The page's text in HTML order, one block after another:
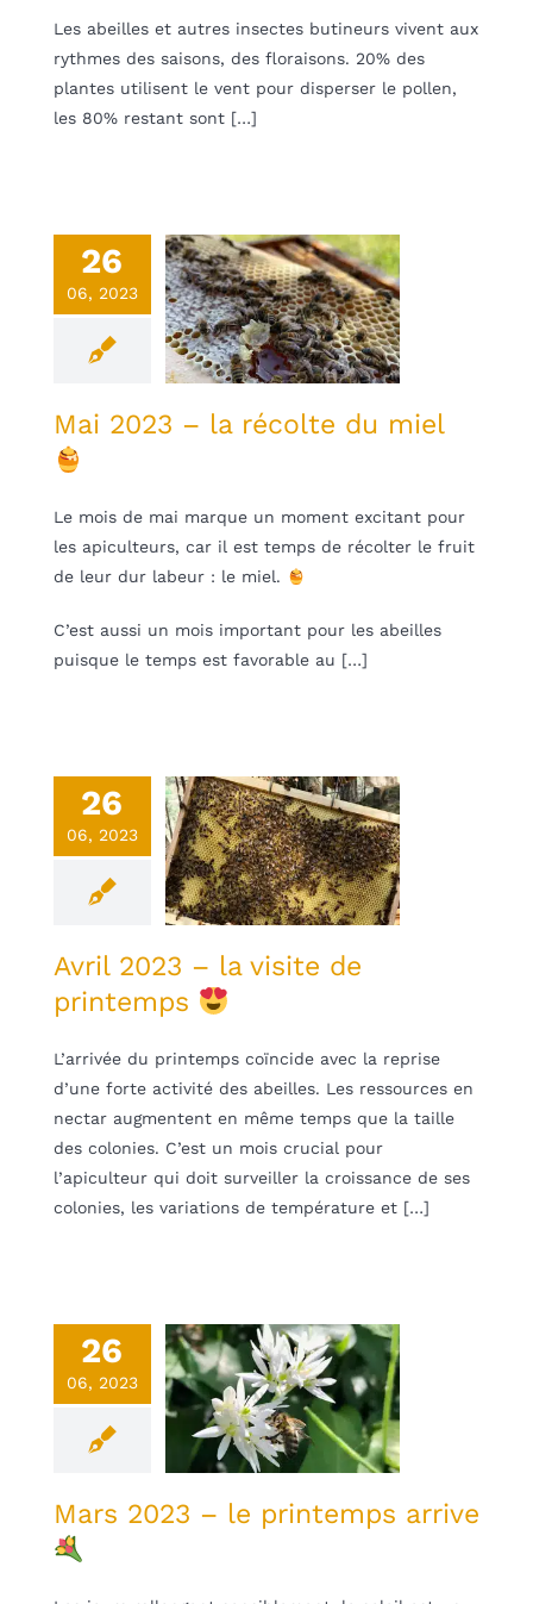
Les abeilles et autres insectes butineurs vivent aux
rythmes des saisons, des floraisons. 20% des
plantes utilisent le vent pour disperser le pollen,
les 80% restant sont […]
26
06, 2023
2023 – la
du miel
Mai 2023 – la récolte du miel
Le mois de mai marque un moment excitant pour
les apiculteurs, car il est temps de récolter le fruit
de leur dur labeur : le miel.
C’est aussi un mois important pour les abeilles
puisque le temps est favorable au […]
26
06, 2023
2023 – la
de
Avril 2023 – la visite de
printemps
L’arrivée du printemps coïncide avec la reprise
d’une forte activité des abeilles. Les ressources en
nectar augmentent en même temps que la taille
des colonies. C’est un mois crucial pour
l’apiculteur qui doit surveiller la croissance de ses
colonies, les variations de température et […]
26
06, 2023
2023 – le
Mars 2023 – le printemps arrive